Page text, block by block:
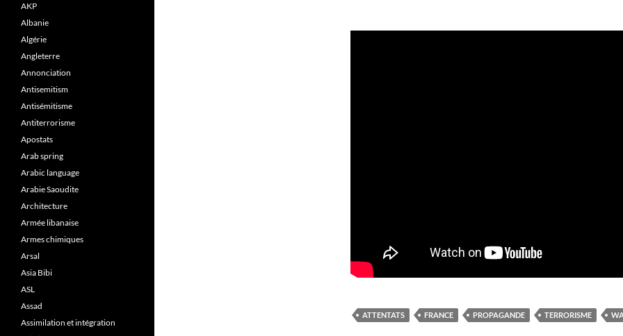
ATTENTATS FRANCE PROPAGANDE TERRORISME
AKP
Albanie
Algérie
Angleterre
Annonciation
Antisemitism
Antisémitisme
Antiterrorisme
Apostats
Arab spring
Arabic language
Arabie Saoudite
Architecture
Armée libanaise
Armes chimiques
Arsal
Asia Bibi
ASL
Assad
Assimilation et intégration